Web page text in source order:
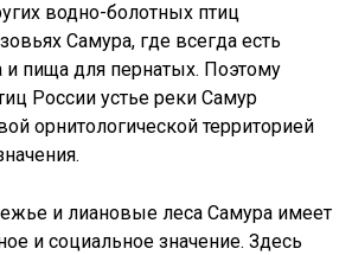
водно-болотных птиц
Самура, где всегда есть
и пища для пернатых. Поэтому
России устье реки Самур
орнитологической территорией
и лиановые леса Самура имеет
и социальное значение. Здесь